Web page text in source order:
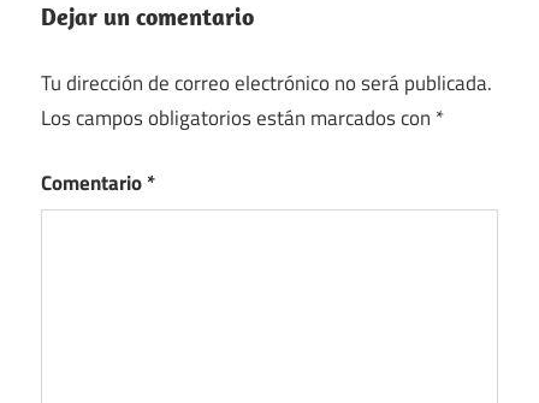
Dejar un comentario
Tu dirección de correo electrónico no será publicada.
Los campos obligatorios están marcados con *
Comentario*